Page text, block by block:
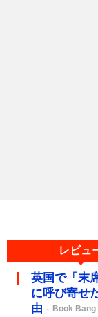
レビュ
英国で「末
に呼び寄せ
由
Book Bang